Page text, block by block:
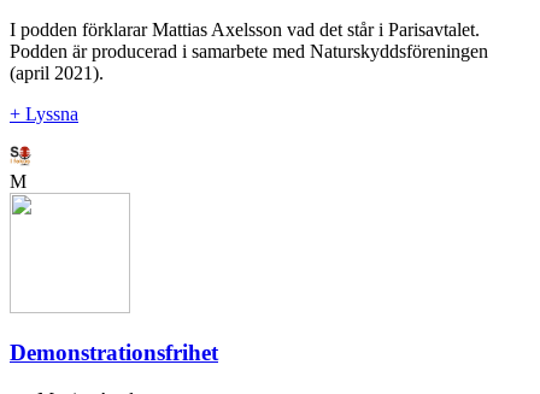
I podden förklarar Mattias Axelsson vad det står i Parisavtalet.
Podden är producerad i samarbete med Naturskyddsföreningen
(april 2021).
+ Lyssna
M
Demonstrationsfrihet